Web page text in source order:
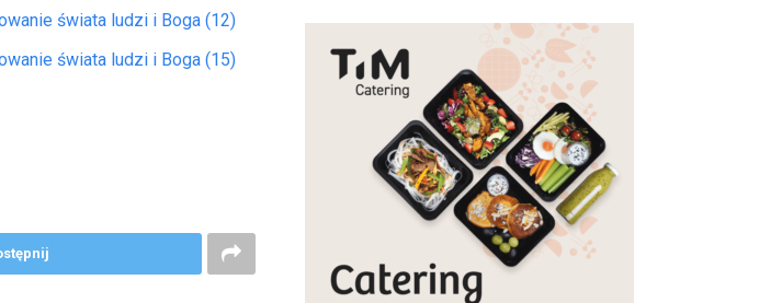
świata ludzi i Boga (12)
świata ludzi i Boga (15)